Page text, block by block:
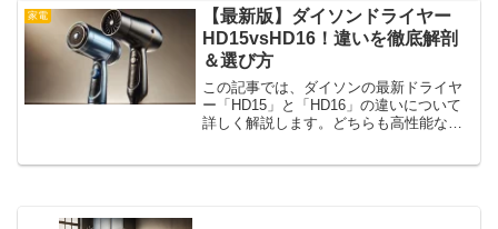
が、見た目や機能に明確な違いがありま
す。特徴や使用...
家電
【最新版】ダイソンドライヤー
HD15vsHD16！違いを徹底解剖
＆選び方
この記事では、ダイソンの最新ドライヤ
ー「HD15」と「HD16」の違いについて
詳しく解説します。どちらも高性能なヘ